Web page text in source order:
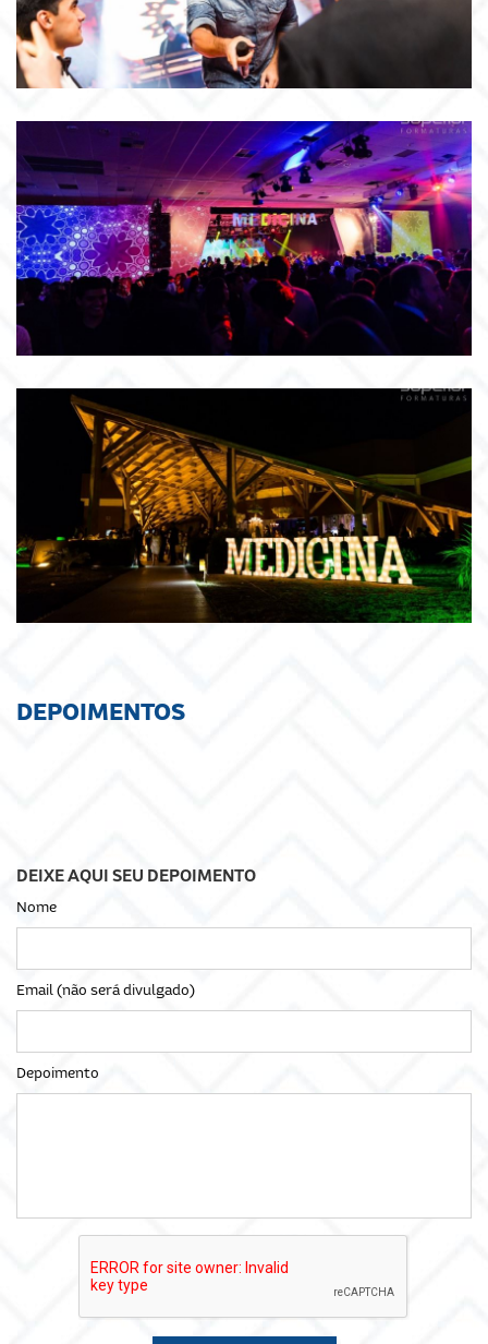
DEPOIMENTOS
DEIXE AQUI SEU DEPOIMENTO
Nome
Email (não será divulgado)
Depoimento